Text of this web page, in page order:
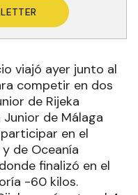
viajó ayer junto al
competir en dos
de Rijeka
de Málaga
en el
de Oceanía
finalizó en el
-60 kilos.